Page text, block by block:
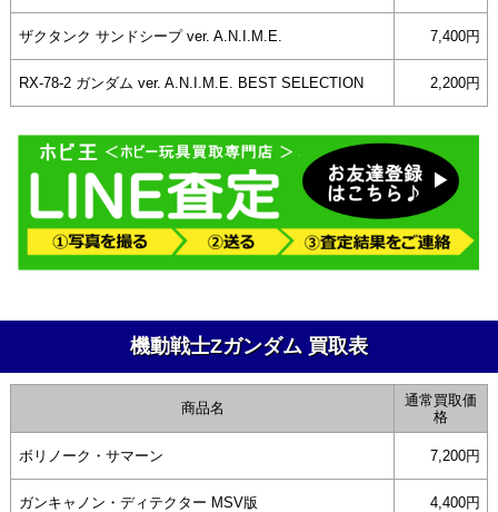
ザクタンク サンドシープ ver. A.N.I.M.E. 7,400円
RX-78-2 ガンダム ver. A.N.I.M.E. BEST SELECTION 2,200円
機動戦士Ζガンダム 買取表
商品名
通常買取価
格
ボリノーク・サマーン 7,200円
ガンキャノン・ディテクター MSV版 4,400円